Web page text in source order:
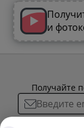
и
Получайте